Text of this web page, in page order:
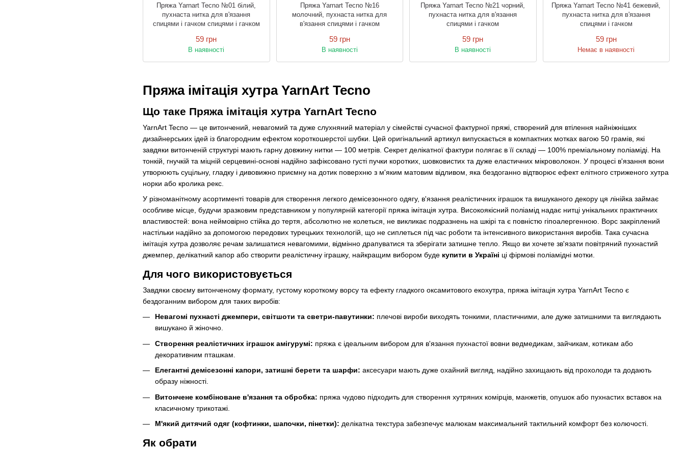
Пряжа імітація хутра YarnArt Tecno
Що таке Пряжа імітація хутра YarnArt Tecno
YarnArt Tecno — це витончений, невагомий та дуже слухняний матеріал у сімействі сучасної фактурної пряжі, створений для втілення найніжніших
дизайнерських ідей із благородним ефектом короткошерстої шубки. Цей оригінальний артикул випускається в компактних мотках вагою 50 грамів, які
завдяки витонченій структурі мають гарну довжину нитки — 100 метрів. Секрет делікатної фактури полягає в її складі — 100% преміальному поліаміді. На
тонкій, гнучкій та міцній серцевині-основі надійно зафіксовано густі пучки коротких, шовковистих та дуже еластичних мікроволокон. У процесі в'язання вони
утворюють суцільну, гладку і дивовижно приємну на дотик поверхню з м'яким матовим відливом, яка бездоганно відтворює ефект елітного стриженого хутра
норки або кролика рекс.
У різноманітному асортименті товарів для створення легкого демісезонного одягу, в'язання реалістичних іграшок та вишуканого декору ця лінійка займає
особливе місце, будучи зразковим представником у популярній категорії пряжа імітація хутра. Високоякісний поліамід надає нитці унікальних практичних
властивостей: вона неймовірно стійка до тертя, абсолютно не колеться, не викликає подразнень на шкірі та є повністю гіпоалергенною. Ворс закріплений
настільки надійно за допомогою передових турецьких технологій, що не сиплеться під час роботи та інтенсивного використання виробів. Така сучасна
імітація хутра дозволяє речам залишатися невагомими, відмінно драпуватися та зберігати затишне тепло. Якщо ви хочете зв'язати повітряний пухнастий
джемпер, делікатний капор або створити реалістичну іграшку, найкращим вибором буде купити в Україні ці фірмові поліамідні мотки.
Для чого використовується
Завдяки своєму витонченому формату, густому короткому ворсу та ефекту гладкого оксамитового екохутра, пряжа імітація хутра YarnArt Tecno є
бездоганним вибором для таких виробів:
Невагомі пухнасті джемпери, світшоти та светри-павутинки: плечові вироби виходять тонкими, пластичними, але дуже затишними та виглядають
вишукано й жіночно.
Створення реалістичних іграшок амігурумі: пряжа є ідеальним вибором для в'язання пухнастої вовни ведмедикам, зайчикам, котикам або
декоративним пташкам.
Елегантні демісезонні капори, затишні берети та шарфи: аксесуари мають дуже охайний вигляд, надійно захищають від прохолоди та додають
образу ніжності.
Витончене комбіноване в'язання та обробка: пряжа чудово підходить для створення хутряних комірців, манжетів, опушок або пухнастих вставок на
класичному трикотажі.
М'який дитячий одяг (кофтинки, шапочки, пінетки): делікатна текстура забезпечує малюкам максимальний тактильний комфорт без колючості.
Як обрати
Пряжа Yarnart Tecno №01 білий,
пухнаста нитка для в'язання
спицями і гачком спицями і гачком
59 грн
В наявності
Пряжа Yarnart Tecno №16
молочний, пухнаста нитка для
в'язання спицями і гачком
59 грн
В наявності
Пряжа Yarnart Tecno №21 чорний,
пухнаста нитка для в'язання
спицями і гачком
59 грн
В наявності
Пряжа Yarnart Tecno №41 бежевий,
пухнаста нитка для в'язання
спицями і гачком
59 грн
Немає в наявності